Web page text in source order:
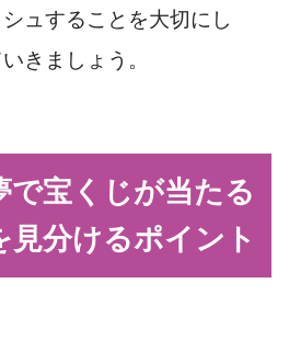
ュすることを大切にし
きましょう。
で宝くじが当たる
見分けるポイント